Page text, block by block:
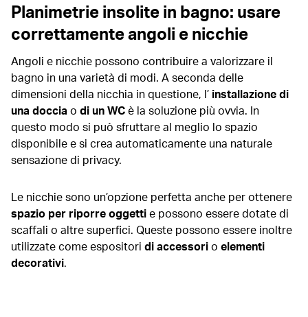
Planimetrie insolite in bagno: usare
correttamente angoli e nicchie
Angoli e nicchie possono contribuire a valorizzare il
bagno in una varietà di modi. A seconda delle
dimensioni della nicchia in questione, l’ installazione di
una doccia o di un WCè la soluzione più ovvia. In
questo modo si può sfruttare al meglio lo spazio
disponibile e si crea automaticamente una naturale
sensazione di privacy.
Le nicchie sono un’opzione perfetta anche per ottenere
spazio per riporre oggettie possono essere dotate di
scaffali o altre superfici. Queste possono essere inoltre
utilizzate come espositori di accessorio elementi
decorativi.